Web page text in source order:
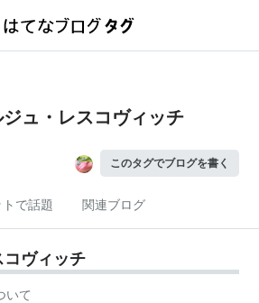
ジュ・レスコヴィッチ
このタグでブログを書く
で話題 関連ブログ
コヴィッチ
いて